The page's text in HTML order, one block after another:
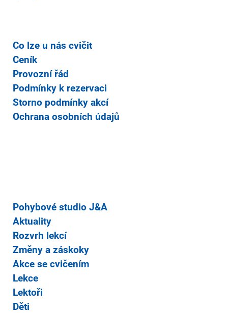
Co lze u nás cvičit
Ceník
Provozní řád
Podmínky k rezervaci
Storno podmínky akcí
Ochrana osobních údajů
Pohybové studio J&A
Aktuality
Rozvrh lekcí
Změny a záskoky
Akce se cvičením
Lekce
Lektoři
Děti